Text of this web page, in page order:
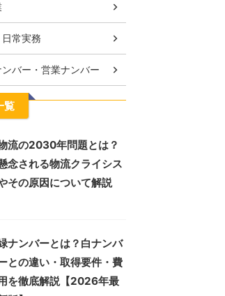
常実務
バー・営業ナンバー
覧
流の2030年問題とは？
念される物流クライシス
その原因について解説
ナンバーとは？白ナンバ
との違い・取得要件・費
を徹底解説【2026年最